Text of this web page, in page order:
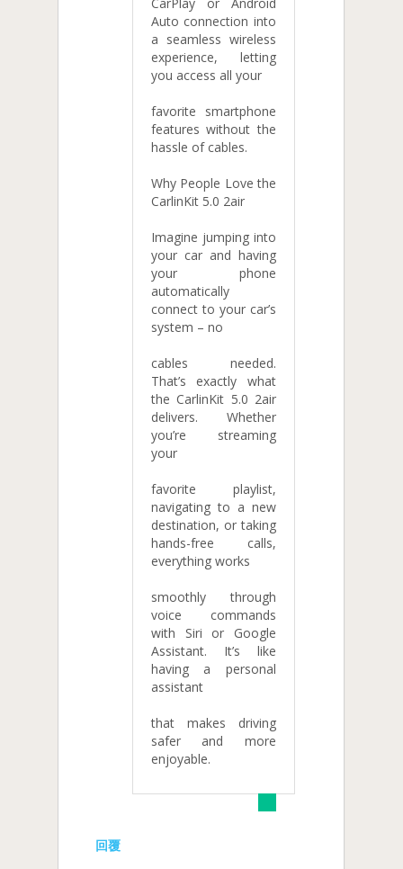
Auto connection into
a seamless wireless
experience, letting
you access all your
favorite smartphone
features without the
hassle of cables.
Why People Love the
CarlinKit 5.0 2air
Imagine jumping into
your car and having
your phone
automatically
connect to your car’s
system – no
cables needed.
That’s exactly what
the CarlinKit 5.0 2air
delivers. Whether
you’re streaming
your
favorite playlist,
navigating to a new
destination, or taking
hands-free calls,
everything works
smoothly through
voice commands
with Siri or Google
Assistant. It’s like
having a personal
assistant
that makes driving
safer and more
enjoyable.
回覆